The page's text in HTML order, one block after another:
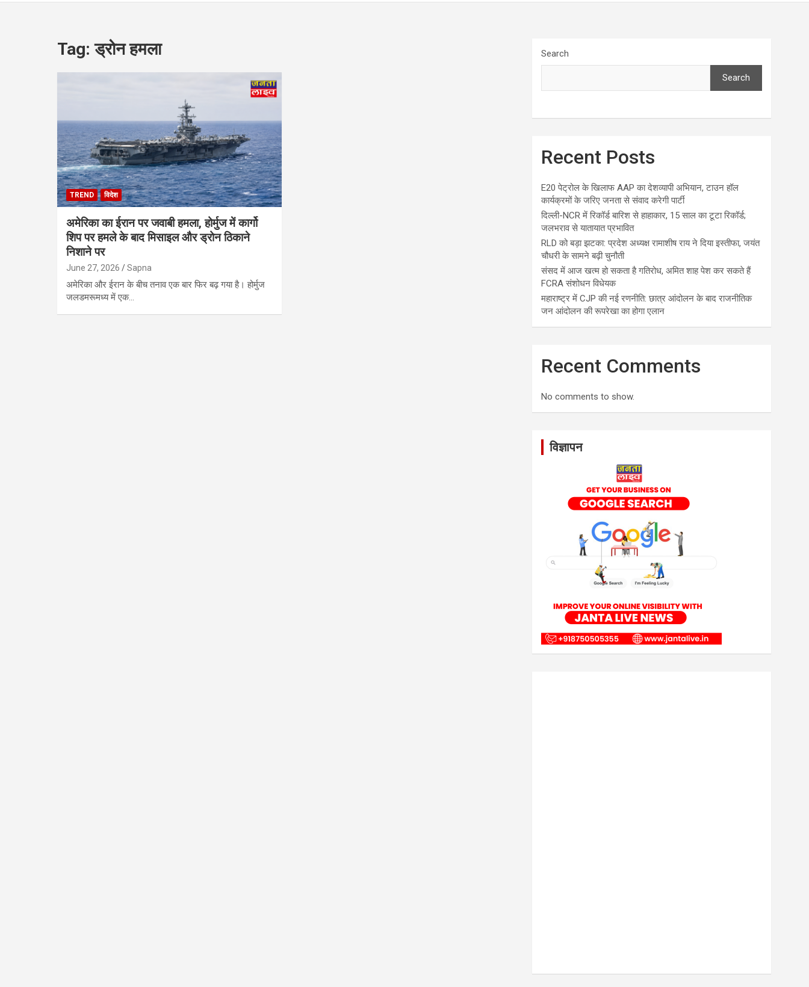
Tag:ड्रोन हमला
TREND विदेश
अमेरिका का ईरान पर जवाबी हमला, होर्मुज में कार्गो
शिप पर हमले के बाद मिसाइल और ड्रोन ठिकाने
निशाने पर
June 27, 2026 Sapna
अमेरिका और ईरान के बीच तनाव एक बार फिर बढ़ गया है। होर्मुज
जलडमरूमध्य में एक…
Search
Search
Recent Posts
E20 पेट्रोल के खिलाफ AAP का देशव्यापी अभियान, टाउन हॉल
कार्यक्रमों के जरिए जनता से संवाद करेगी पार्टी
दिल्ली-NCR में रिकॉर्ड बारिश से हाहाकार, 15 साल का टूटा रिकॉर्ड;
जलभराव से यातायात प्रभावित
RLD को बड़ा झटका: प्रदेश अध्यक्ष रामाशीष राय ने दिया इस्तीफा, जयंत
चौधरी के सामने बढ़ी चुनौती
संसद में आज खत्म हो सकता है गतिरोध, अमित शाह पेश कर सकते हैं
FCRA संशोधन विधेयक
महाराष्ट्र में CJP की नई रणनीति: छात्र आंदोलन के बाद राजनीतिक
जन आंदोलन की रूपरेखा का होगा एलान
Recent Comments
No comments to show.
विज्ञापन